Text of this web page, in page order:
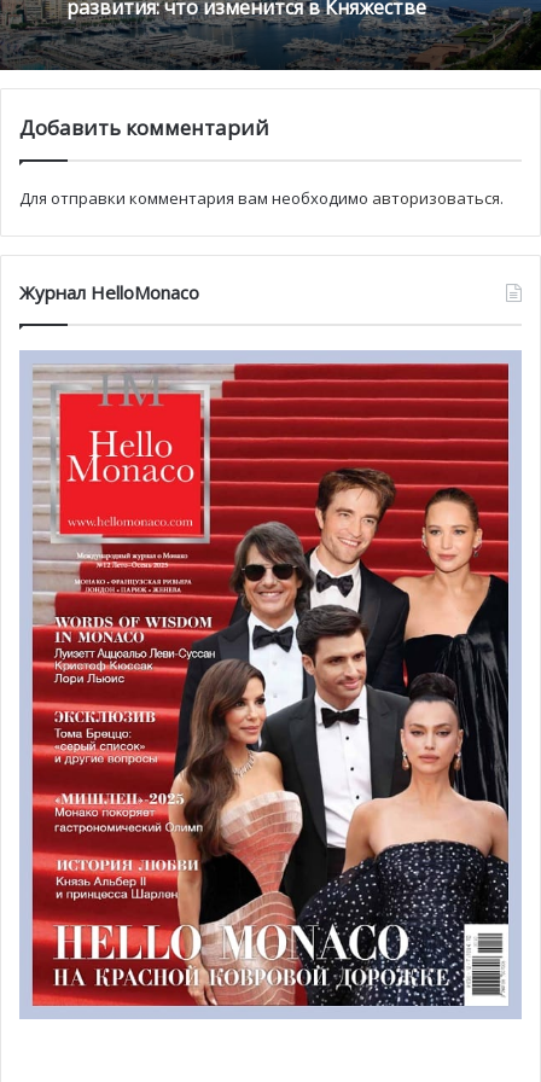
них упали на 22%.
Нудивительно, что россияне составляют 80% от общего
числа покупателей недвижимости в Монако, сообщает
Knight Frank.
«Наши соотечественники продолжают интересоваться
решения стало требоваться больше времени, чем
раньше, и поиск подходящего объекта, как правило,
подчеркивает Knight Frank. “Покупают недвижимость
россияне минимум за €5 млн, средний бюджет
составляет €7–10 млн”.
Русские предпочитают квартиры в новых домах, с
приличной площадью от 100 до 150 кв. М. Подобный
выбор объясняется отсутствием достаточного
количества домов и особняков, к которым тяготеют
состоятельные покупатели. Около 95% жилого фонда
приходится на квартиры, виллы же занимают
оставшиеся 5% рынка — это также объясняется
карликовыми размерами княжества.
Престижные дома и комплексы можно найти на всей
территории страны, но подавляющее большинство
новых зданий возводится за пределами центра. Так
например, престижный новострой башня Тур – Одеон
находится на самой границе с Францией и по меркам
Монако, далеко от центра. Наиболее востребованные
кварталы — Каррэ д’Ор и Фонвьей, где также много
качественных объектов коммерческой недвижимости.
Массовое жилье, в котором проживают наемные
работники, находится в приграничных французских
городках.
Особенно выигрывают Кап-д’Ай, Босолей и Рокебрюн-
Кап-Мартен, которые граничат с Монако. Они
Монако готовит генеральный план
развития: что изменится в Княжестве
помог детям на пяти континентах
Добавить комментарий
Для отправки комментария вам необходимо авторизоваться.
Журнал HelloMonaco